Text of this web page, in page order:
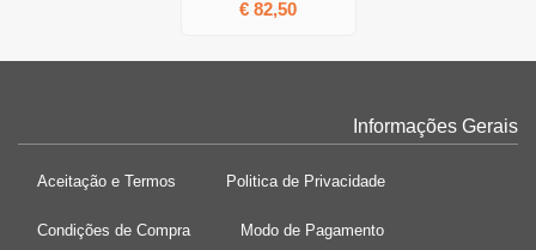
€ 82,50
Informações Gerais
Aceitação e Termos Politica de Privacidade
Condições de Compra Modo de Pagamento